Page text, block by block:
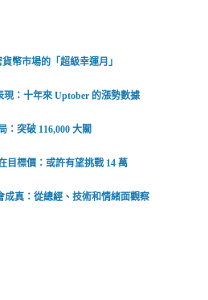
幣市場的「超級幸運月」
現：十年來 Uptober 的漲勢數據
：突破 116,000 大關
目標價：或許有望挑戰 14 萬
成真：從總經、技術和情緒面觀察